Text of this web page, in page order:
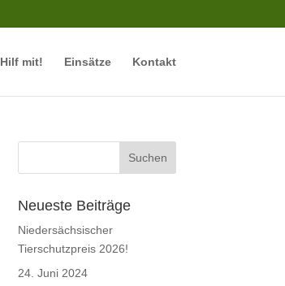
Hilf mit! Einsätze Kontakt
Neueste Beiträge
Niedersächsischer
Tierschutzpreis 2026!
24. Juni 2024